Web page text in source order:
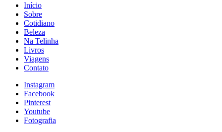
Início
Sobre
Cotidiano
Beleza
Na Telinha
Livros
Viagens
Contato
Instagram
Facebook
Pinterest
Youtube
Fotografia